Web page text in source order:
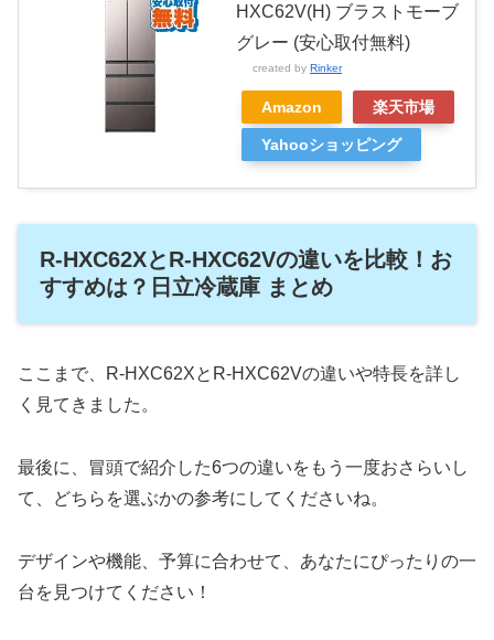
HXC62V(H) ブラストモーブ
グレー (安心取付無料)
created by Rinker
Amazon 楽天市場
Yahooショッピング
R-HXC62XとR-HXC62Vの違いを比較！お
すすめは？日立冷蔵庫 まとめ
ここまで、R-HXC62XとR-HXC62Vの違いや特長を詳し
く見てきました。
最後に、冒頭で紹介した6つの違いをもう一度おさらいし
て、どちらを選ぶかの参考にしてくださいね。
デザインや機能、予算に合わせて、あなたにぴったりの一
台を見つけてください！